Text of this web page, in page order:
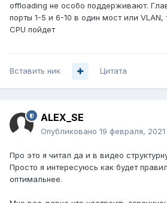
offloading не особо поддерживают.
порты 1-5 и 6-10 в один мост или VLAN,
CPU пойдет
Вставить ник Цитата
ALEX_SE
Опубликовано 19 февраля, 2021
Про это я читал да и в видео
Просто я интересуюсь как будет
оптимальнее.